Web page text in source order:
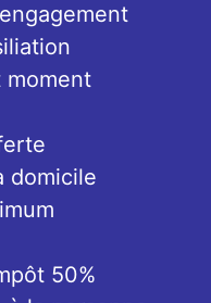
moment
domicile
50%